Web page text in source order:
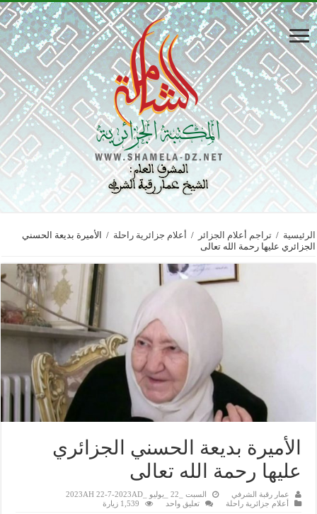
الرئيسية / تراجم أعلام الجزائر / أعلام جزائرية راحلة /
الأميرة بديعة الحسني
الجزائري عليها رحمة الله تعالى
الأميرة بديعة الحسني الجزائري
عليها رحمة الله تعالى
عمار رقبة الشرفي
السبت _22 _يوليو _2023AH 22-7-2023AD
أعلام جزائرية راحلة
تعليق واحد 1,539 زيارة